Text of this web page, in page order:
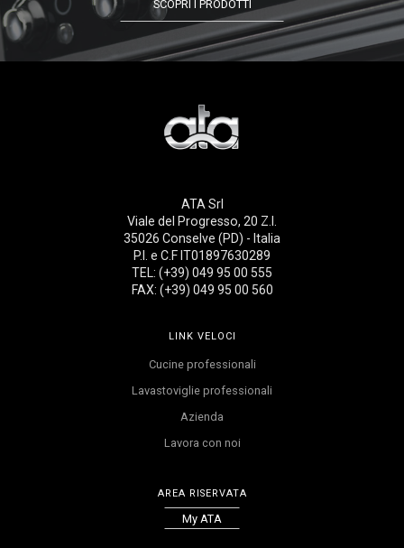
SCOPRI I PRODOTTI
ATA Srl
Viale del Progresso, 20 Z.I.
35026 Conselve (PD) - Italia
P.I. e C.F IT01897630289
TEL: (+39) 049 95 00 555
FAX: (+39) 049 95 00 560
LINK VELOCI
Cucine professionali
Lavastoviglie professionali
Azienda
Lavora con noi
AREA RISERVATA
My ATA